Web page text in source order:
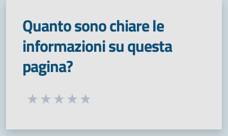
Quanto sono chiare le
informazioni su questa
pagina?
Seleziona una valutazione da 1 a 5 stelle